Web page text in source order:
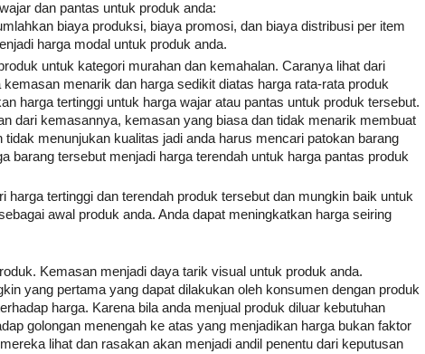
dan pantas untuk produk anda:
biaya produksi, biaya promosi, dan biaya distribusi per item
harga modal untuk produk anda.
untuk kategori murahan dan kemahalan. Caranya lihat dari
menarik dan harga sedikit diatas harga rata-rata produk
harga tertinggi untuk harga wajar atau pantas untuk produk tersebut.
dari kemasannya, kemasan yang biasa dan tidak menarik membuat
menunjukan kualitas jadi anda harus mencari patokan barang
barang tersebut menjadi harga terendah untuk harga pantas produk
harga tertinggi dan terendah produk tersebut dan mungkin baik untuk
awal produk anda. Anda dapat meningkatkan harga seiring
Kemasan menjadi daya tarik visual untuk produk anda.
yang pertama yang dapat dilakukan oleh konsumen dengan produk
harga. Karena bila anda menjual produk diluar kebutuhan
golongan menengah ke atas yang menjadikan harga bukan faktor
lihat dan rasakan akan menjadi andil penentu dari keputusan